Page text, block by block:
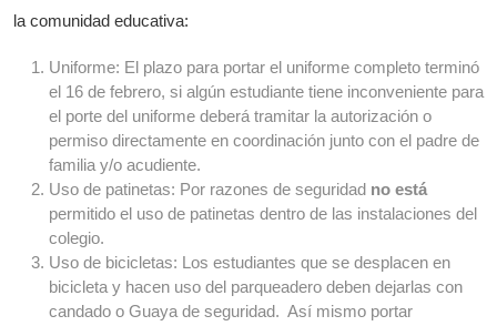
la comunidad educativa:
Uniforme: El plazo para portar el uniforme completo terminó
el 16 de febrero, si algún estudiante tiene inconveniente para
el porte del uniforme deberá tramitar la autorización o
permiso directamente en coordinación junto con el padre de
familia y/o acudiente.
Uso de patinetas: Por razones de seguridad no está
permitido el uso de patinetas dentro de las instalaciones del
colegio.
Uso de bicicletas: Los estudiantes que se desplacen en
bicicleta y hacen uso del parqueadero deben dejarlas con
candado o Guaya de seguridad. Así mismo portar